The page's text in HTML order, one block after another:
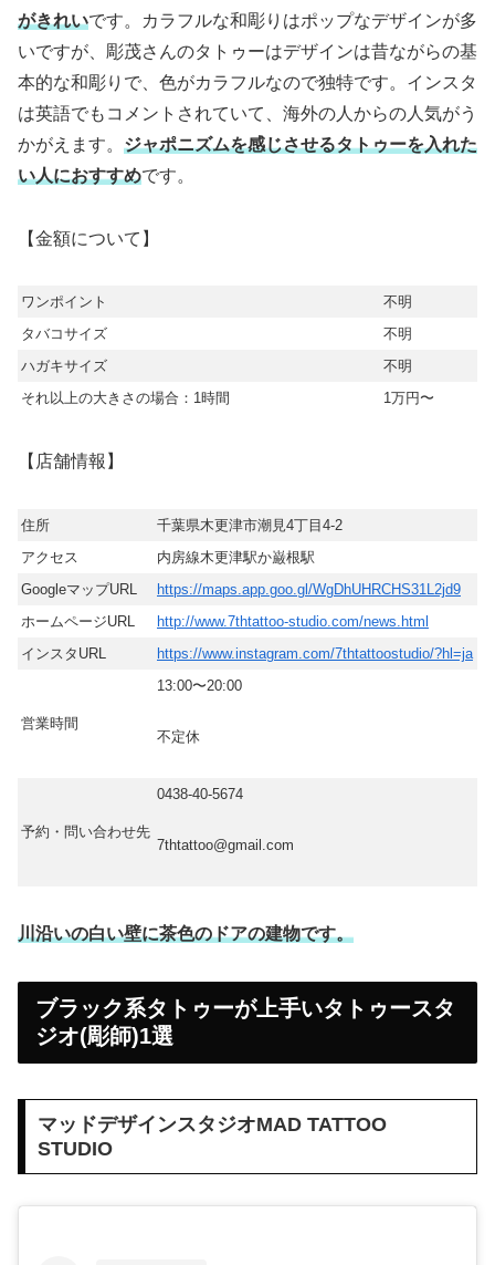
がきれいです。カラフルな和彫りはポップなデザインが多
いですが、彫茂さんのタトゥーはデザインは昔ながらの基
本的な和彫りで、色がカラフルなので独特です。インスタ
は英語でもコメントされていて、海外の人からの人気がう
かがえます。 ジャポニズムを感じさせるタトゥーを入れた
い人におすすめです。
【金額について】
ワンポイント
不明
タバコサイズ
不明
ハガキサイズ
不明
それ以上の大きさの場合：1時間
1万円〜
【店舗情報】
住所
千葉県木更津市潮見4丁目4-2
アクセス
内房線木更津駅か巌根駅
GoogleマップURL
https://maps.app.goo.gl/WgDhUHRCHS31L2jd9
ホームページURL
http://www.7thtattoo-studio.com/news.html
インスタURL
https://www.instagram.com/7thtattoostudio/?hl=ja
営業時間
13:00〜20:00
不定休
予約・問い合わせ先
0438-40-5674
7thtattoo@gmail.com
川沿いの白い壁に茶色のドアの建物です。
ブラック系タトゥーが上手いタトゥースタ
ジオ(彫師)1選
マッドデザインスタジオMAD TATTOO
STUDIO